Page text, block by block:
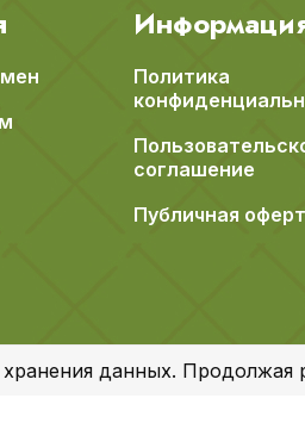
Политика
соглашение
Публичная
данных. Продолжая